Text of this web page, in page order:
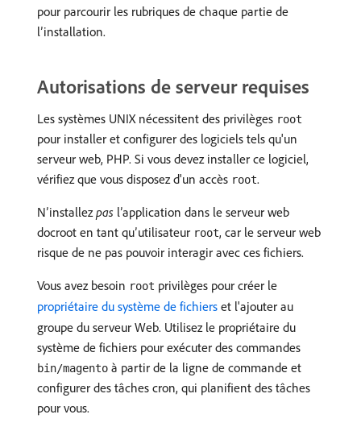
pour parcourir les rubriques de chaque partie de
l’installation.
Autorisations de serveur requises
Les systèmes UNIX nécessitent des privilèges root
pour installer et configurer des logiciels tels qu'un
serveur web, PHP. Si vous devez installer ce logiciel,
vérifiez que vous disposez d'un accès root.
N’installezpas l’application dans le serveur web
docroot en tant qu’utilisateur root, car le serveur web
risque de ne pas pouvoir interagir avec ces fichiers.
Vous avez besoin root privilèges pour créer le
propriétaire du système de fichiers et l'ajouter au
groupe du serveur Web. Utilisez le propriétaire du
système de fichiers pour exécuter des commandes
bin/magento à partir de la ligne de commande et
configurer des tâches cron, qui planifient des tâches
pour vous.